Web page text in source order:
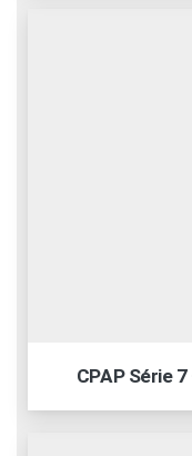
CPAP Série